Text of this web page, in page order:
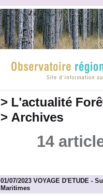
> L'actualité
> Archives
14
01/07/2023 VOYAGE D'ETUDE -
Maritimes